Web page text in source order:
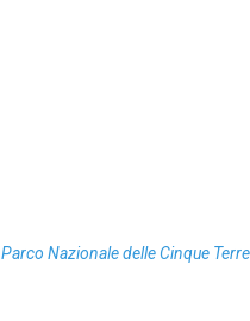
Parco Nazionale delle Cinque Terre